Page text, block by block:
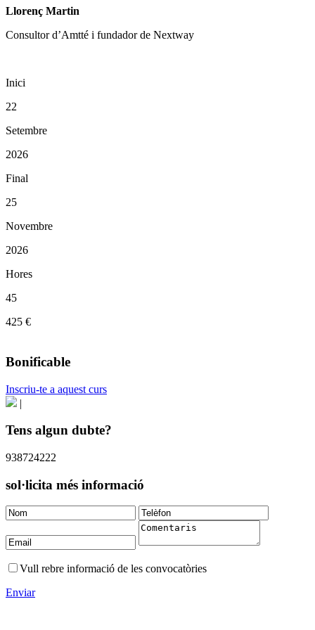
Llorenç Martin
Consultor d’Amtté i fundador de Nextway
Inici
22
Setembre
2026
Final
25
Novembre
2026
Hores
45
425 €
Bonificable
Inscriu-te a aquest curs
|
Tens algun dubte?
938724222
sol·licita més informació
Vull rebre informació de les convocatòries
Enviar